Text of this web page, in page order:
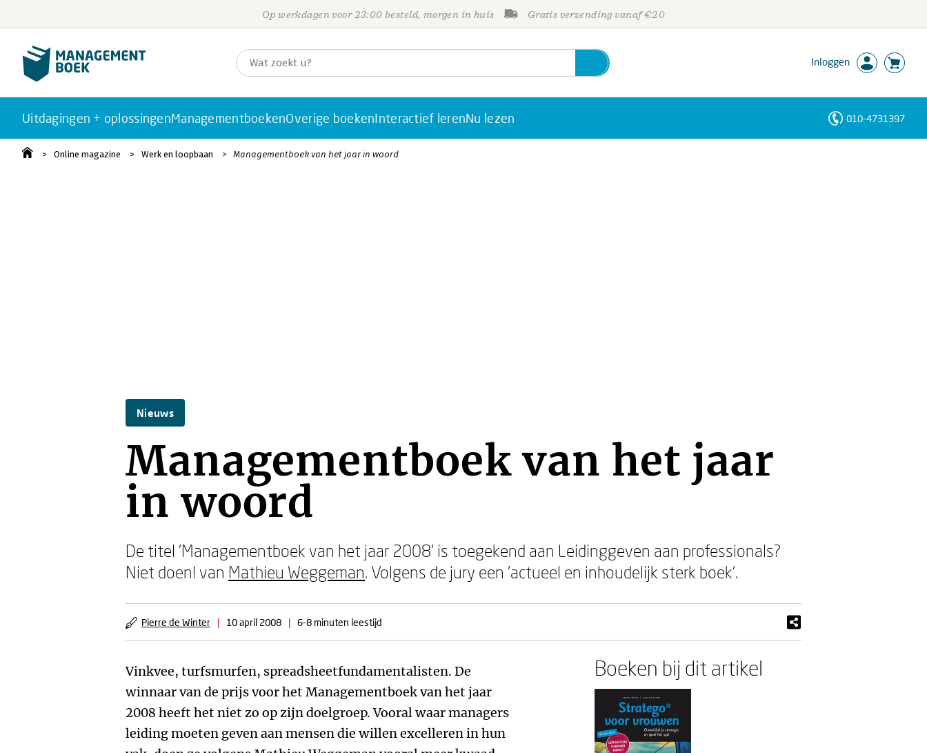
Op werkdagen voor 23:00 besteld, morgen in huis Gratis verzending vanaf €20
Inloggen
Uitdagingen + oplossingenManagementboekenOverige boekenInteractief lerenNu lezen 010-4731397
Online magazine Werk en loopbaan Managementboek van het jaar in woord
Nieuws
Managementboek van het jaar
in woord
De titel 'Managementboek van het jaar 2008' is toegekend aan Leidinggeven aan professionals?
Niet doen! van Mathieu Weggeman. Volgens de jury een 'actueel en inhoudelijk sterk boek'.
Pierre de Winter | 10 april 2008 | 6-8 minuten leestijd
Vinkvee, turfsmurfen, spreadsheetfundamentalisten. De
winnaar van de prijs voor het Managementboek van het jaar
2008 heeft het niet zo op zijn doelgroep. Vooral waar managers
leiding moeten geven aan mensen die willen excelleren in hun
Boeken bij dit artikel
Personen